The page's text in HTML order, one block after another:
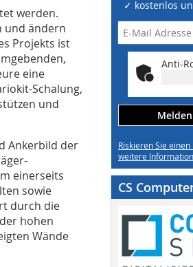
werden.
und ändern
Projekts ist
eine
Schalung,
und
Ankerbild der
einerseits
sowie
durch die
hohen
Wände
✓ kostenlos
Anti-
Riskieren Sie
weitere
CS